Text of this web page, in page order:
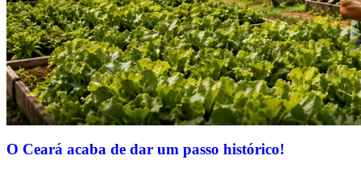
O Ceará acaba de dar um passo histórico!